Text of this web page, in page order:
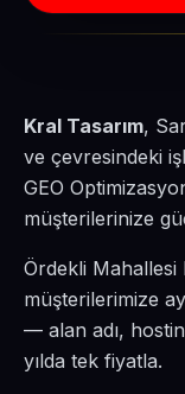
Kral Tasarım,
ve çevresindeki
GEO
müşterilerinize
Ördekli Mahallesi
müşterilerimize
— alan adı,
yılda tek fiyatla.